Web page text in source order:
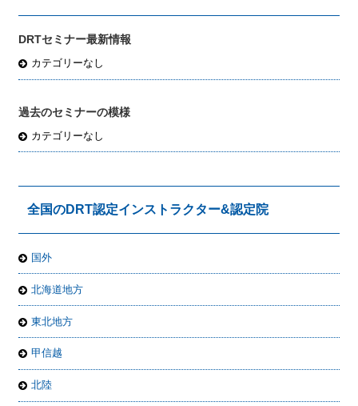
DRTセミナー最新情報
カテゴリーなし
過去のセミナーの模様
カテゴリーなし
全国のDRT認定インストラクター&認定院
国外
北海道地方
東北地方
甲信越
北陸